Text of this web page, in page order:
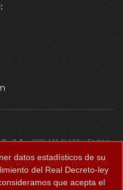
S.A.- CIC-MA N. 143 - Todos
correctos salvo error
legal, cookies y política de
datos estadísticos de su
del Real Decreto-ley
que acepta el